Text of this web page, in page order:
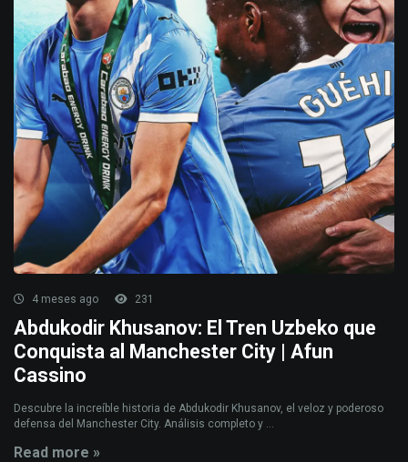
4 meses ago 231
Abdukodir Khusanov: El Tren Uzbeko que
Conquista al Manchester City | Afun
Cassino
Descubre la increíble historia de Abdukodir Khusanov, el veloz y poderoso
defensa del Manchester City. Análisis completo y ...
Read more »